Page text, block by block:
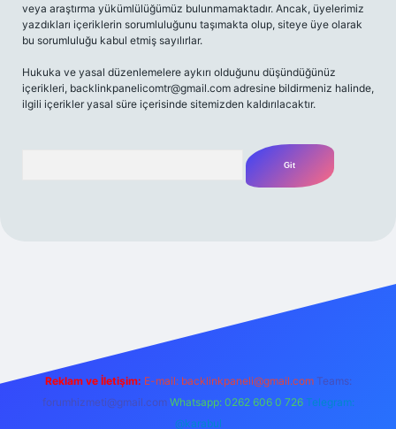
veya araştırma yükümlülüğümüz bulunmamaktadır. Ancak, üyelerimiz
yazdıkları içeriklerin sorumluluğunu taşımakta olup, siteye üye olarak
bu sorumluluğu kabul etmiş sayılırlar.
Hukuka ve yasal düzenlemelere aykırı olduğunu düşündüğünüz
içerikleri, backlinkpanelicomtr@gmail.com adresine bildirmeniz halinde,
ilgili içerikler yasal süre içerisinde sitemizden kaldırılacaktır.
m elexbet
Reklam ve İletişim: E-mail: backlinkpaneli@gmail.com Teams:
forumhizmeti@gmail.com Whatsapp: 0262 606 0 726 Telegram:
@karabul